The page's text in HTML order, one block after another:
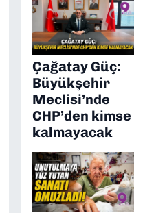
Çağatay Güç:
Büyükşehir
Meclisi’nde
CHP’den kimse
kalmayacak